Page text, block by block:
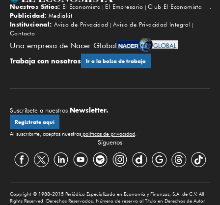
Subir
Nuestros Sitios: El Economista El Empresario
Club El Economista
Publicidad: Mediakit
Institucional: Aviso de Privacidad
Aviso de Privacidad Integral
Contacto
Una empresa de Nacer Global
Trabaja con nosotros Ir a la bolsa de trabajo
Suscríbete a nuestros Newsletter.
Regístrate aquí
Al suscribirte, aceptas nuestras políticas de privacidad
Síguenos
Copyright © 1988-2015 Periódico Especializado en Economía y Finanzas, S.A. de C.V. All
Rights Reserved. Derechos Reservados. Número de reserva al Título en Derechos de Autor